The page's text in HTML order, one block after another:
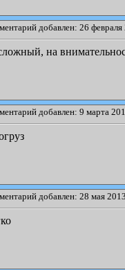
добавлен: 26
на
добавлен: 9 марта
добавлен: 28 мая